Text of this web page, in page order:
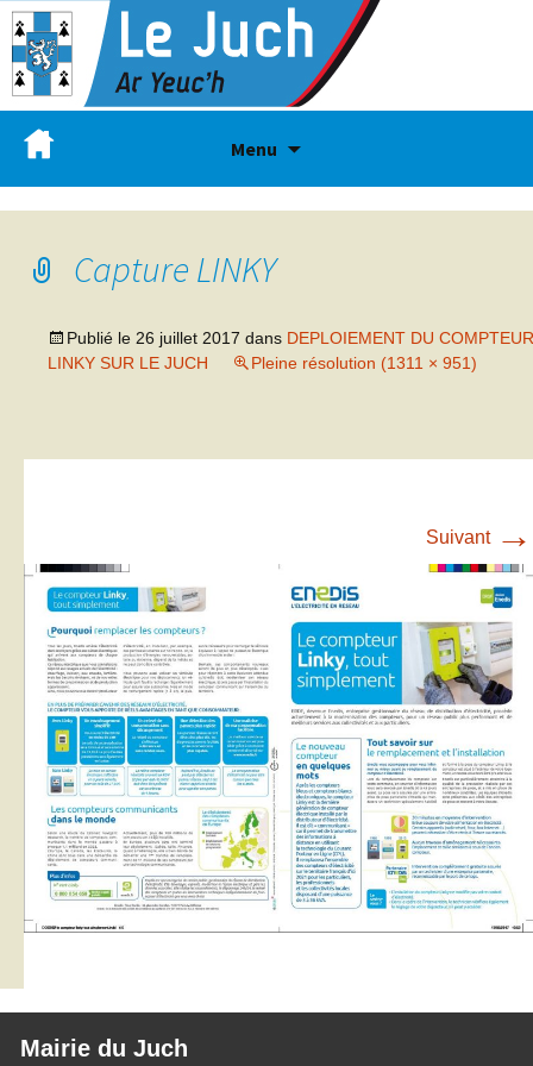
Menu
Capture LINKY
Publié le 26 juillet 2017 dans DEPLOIEMENT DU COMPTEUR
LINKY SUR LE JUCH
Pleine résolution (1311 × 951)
Suivant →
Mairie du Juch